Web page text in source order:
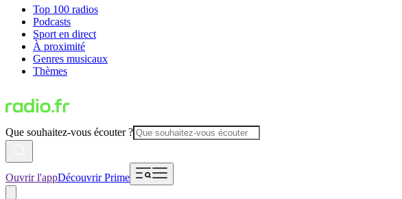
Top 100 radios
Podcasts
Sport en direct
À proximité
Genres musicaux
Thèmes
Que souhaitez-vous écouter ?
Ouvrir l'appDécouvrir Prime